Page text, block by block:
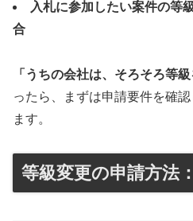
入札に参加したい案件の等
合
「うちの会社は、そろそろ等
ったら、まずは申請要件を確
ます。
等級変更の申請方法